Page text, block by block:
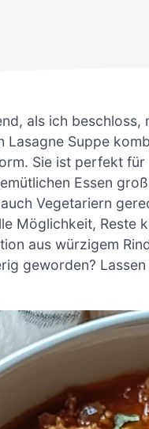
als ich
Lasagne Suppe
Sie ist perfekt
Essen
Vegetariern
Möglichkeit, Reste
aus würzigem
geworden?